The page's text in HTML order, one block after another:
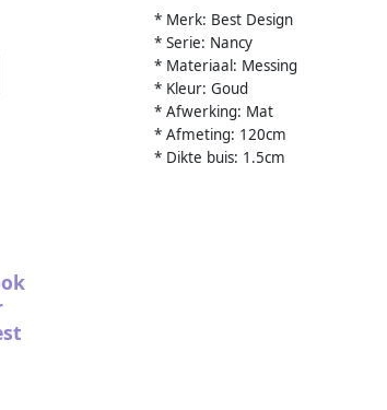
* Merk: Best Design
* Serie: Nancy
* Materiaal: Messing
* Kleur: Goud
* Afwerking: Mat
* Afmeting: 120cm
* Dikte buis: 1.5cm